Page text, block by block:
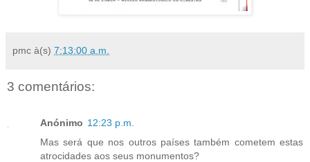
pmc à(s) 7:13:00 a.m.
3 comentários:
Anónimo 12:23 p.m.
Mas será que nos outros países também cometem estas
atrocidades aos seus monumentos?